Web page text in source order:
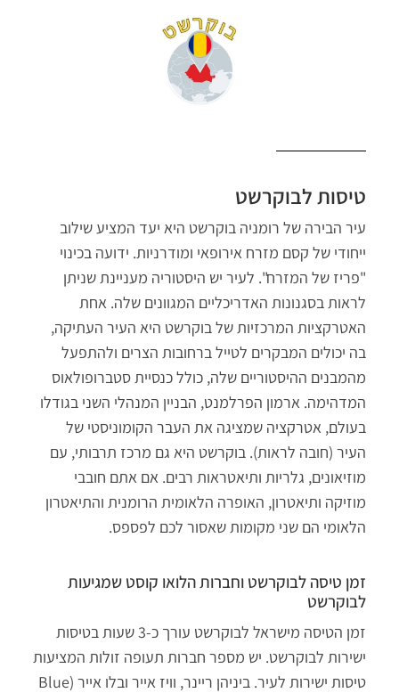
טיסות לבוקרשט
עיר הבירה של רומניה בוקרשט היא יעד המציע שילוב
ייחודי של קסם מזרח אירופאי ומודרניות. ידועה בכינוי
"פריז של המזרח". לעיר יש היסטוריה מעניינת שניתן
לראות בסגנונות האדריכליים המגוונים שלה. אחת
האטרקציות המרכזיות של בוקרשט היא העיר העתיקה,
בה יכולים המבקרים לטייל ברחובות הצרים ולהתפעל
מהמבנים ההיסטוריים שלה, כולל כנסיית סטברופולאוס
המדהימה. ארמון הפרלמנט, הבניין המנהלי השני בגודלו
בעולם, אטרקציה שמציגה את העבר הקומוניסטי של
העיר (חובה לראות). בוקרשט היא גם מרכז תרבותי, עם
מוזיאונים, גלריות ותיאטראות רבים. אם אתם חובבי
מוזיקה ותיאטרון, האופרה הלאומית הרומנית והתיאטרון
הלאומי הם שני מקומות שאסור לכם לפספס.
זמן טיסה לבוקרשט וחברות הלואו קוסט שמגיעות
לבוקרשט
זמן הטיסה מישראל לבוקרשט עורך כ-3 שעות בטיסות
ישירות לבוקרשט. יש מספר חברות תעופה זולות המציעות
טיסות ישירות לעיר. ביניהן ריינר, וויז אייר ובלו אייר (Blue